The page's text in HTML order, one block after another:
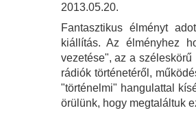
2013.05.20.
Fantasztikus élményt
kiállítás. Az élményhez
vezetése", az a
rádiók történetéről,
"történelmi" hangulattal
örülünk, hogy megtaláltuk